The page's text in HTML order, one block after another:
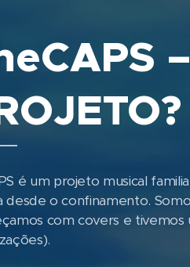
é um projeto musical
desde o confinamento.
com covers e tivemos